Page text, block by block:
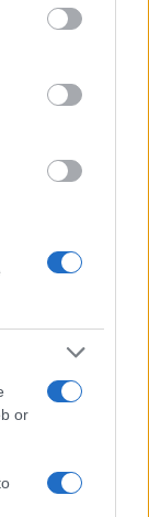
or
Zaia
che
sul
un
La
il
Fratelli
la quadra
rivendica
il suo
le sue